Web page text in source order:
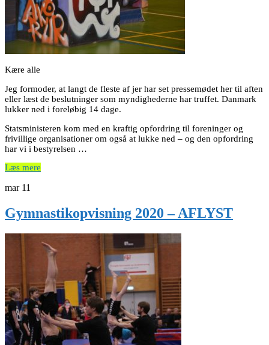
Kære alle
Jeg formoder, at langt de fleste af jer har set pressemødet her til aften
eller læst de beslutninger som myndighederne har truffet. Danmark
lukker ned i foreløbig 14 dage.
Statsministeren kom med en kraftig opfordring til foreninger og
frivillige organisationer om også at lukke ned – og den opfordring
har vi i bestyrelsen …
Læs mere
mar 11
Gymnastikopvisning 2020 – AFLYST